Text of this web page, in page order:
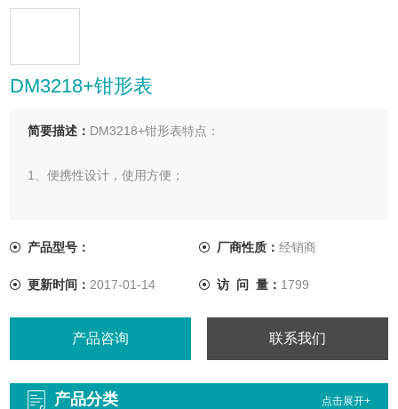
DM3218+钳形表
简要描述： DM3218+钳形表特点：
1、便携性设计，使用方便；
产品型号：
厂商性质： 经销商
更新时间： 2017-01-14 访 问 量： 1799
产品咨询 联系我们
产品分类 点击展开+